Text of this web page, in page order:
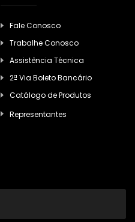
Fale Conosco
Trabalhe Conosco
Assistência Técnica
2ª Via Boleto Bancário
Catálogo de Produtos
Representantes